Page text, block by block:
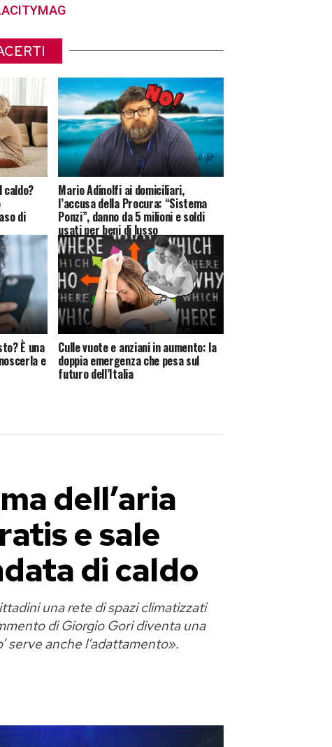
caldo?
di
Mario Adinolfi ai domiciliari,
l’accusa della Procura: “Sistema
Ponzi”, danno da 5 milioni e soldi
usati per beni di lusso
È una
e
Culle vuote e anziani in aumento: la
doppia emergenza che pesa sul
futuro dell’Italia
dell’aria
e sale
di caldo
una rete di spazi climatizzati
di Giorgio Gori diventa una
serve anche l’adattamento».